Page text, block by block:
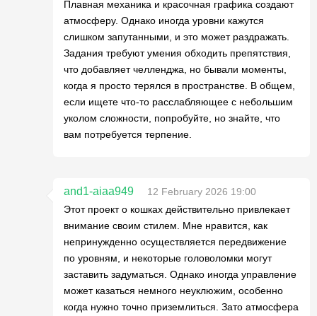
Плавная механика и красочная графика создают
атмосферу. Однако иногда уровни кажутся
слишком запутанными, и это может раздражать.
Задания требуют умения обходить препятствия,
что добавляет челленджа, но бывали моменты,
когда я просто терялся в пространстве. В общем,
если ищете что-то расслабляющее с небольшим
уколом сложности, попробуйте, но знайте, что
вам потребуется терпение.
and1-aiaa949
12 February 2026 19:00
Этот проект о кошках действительно привлекает
внимание своим стилем. Мне нравится, как
непринужденно осуществляется передвижение
по уровням, и некоторые головоломки могут
заставить задуматься. Однако иногда управление
может казаться немного неуклюжим, особенно
когда нужно точно приземлиться. Зато атмосфера